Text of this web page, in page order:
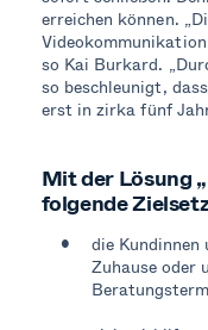
erreichen können.
so Kai Burkard.
so beschleunigt,
erst in zirka fünf
Mit der Lösung
folgende
die Kundinnen
Zuhause oder